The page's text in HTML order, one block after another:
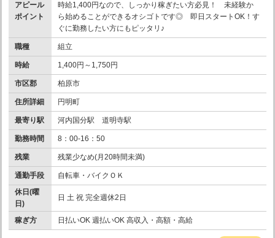
アピール
ポイント
時給1,400円なので、しっかり稼ぎたい方必見！ 未経験か
ら始めることができるオシゴトです◎ 即日スタートOK！す
ぐに勤務したい方にもピッタリ♪
職種 組立
時給 1,400円～1,750円
市区郡 柏原市
住所詳細 円明町
最寄り駅 河内国分駅 道明寺駅
勤務時間 8：00-16：50
残業 残業少なめ(月20時間未満)
通勤手段
自転車・バイクＯＫ
休日(曜
日)
日 土 祝 完全週休2日
稼ぎ方 日払いOK 週払いOK 高収入・高額・高給